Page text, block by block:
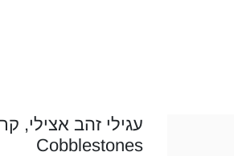
עגילי זהב אצילי,
Cobblestones